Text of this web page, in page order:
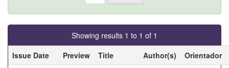
Showing results 1 to 1 of 1
Issue Date
Preview Title Author(s)
Orientador